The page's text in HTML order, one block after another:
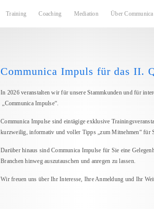
Training Coaching Mediation Über Communica
Communica Impuls für das II.
In 2026 veranstalten wir für unsere Stammkunden und für
„Communica Impulse“.
Communica Impulse sind eintägige exklusive
kurzweilig, informativ und voller Tipps „zum Mitnehmen“ für
Darüber hinaus sind Communica Impulse für Sie eine
Branchen hinweg auszutauschen und anregen zu lassen.
Wir freuen uns über Ihr Interesse, Ihre Anmeldung und Ihr